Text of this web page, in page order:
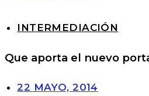
INTERMEDIACIÓN
Que aporta el nuevo
22 MAYO, 2014